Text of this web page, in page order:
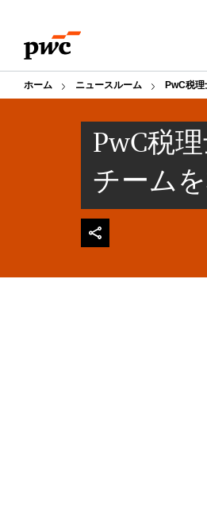
content
footer
ホーム ニュースルーム PwC税
PwC税
チーム